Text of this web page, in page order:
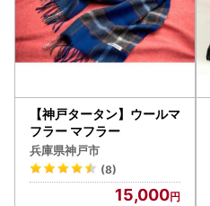
【神戸タータン】ウールマ
フラー マフラー
兵庫県神戸市
(8)
15,000